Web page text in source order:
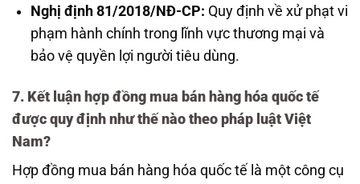
Nghị định 81/2018/NĐ-CP: Quy định về xử phạt vi
phạm hành chính trong lĩnh vực thương mại và
bảo vệ quyền lợi người tiêu dùng.
7. Kết luận hợp đồng mua bán hàng hóa quốc tế
được quy định như thế nào theo pháp luật Việt
Nam?
Hợp đồng mua bán hàng hóa quốc tế là một công cụ